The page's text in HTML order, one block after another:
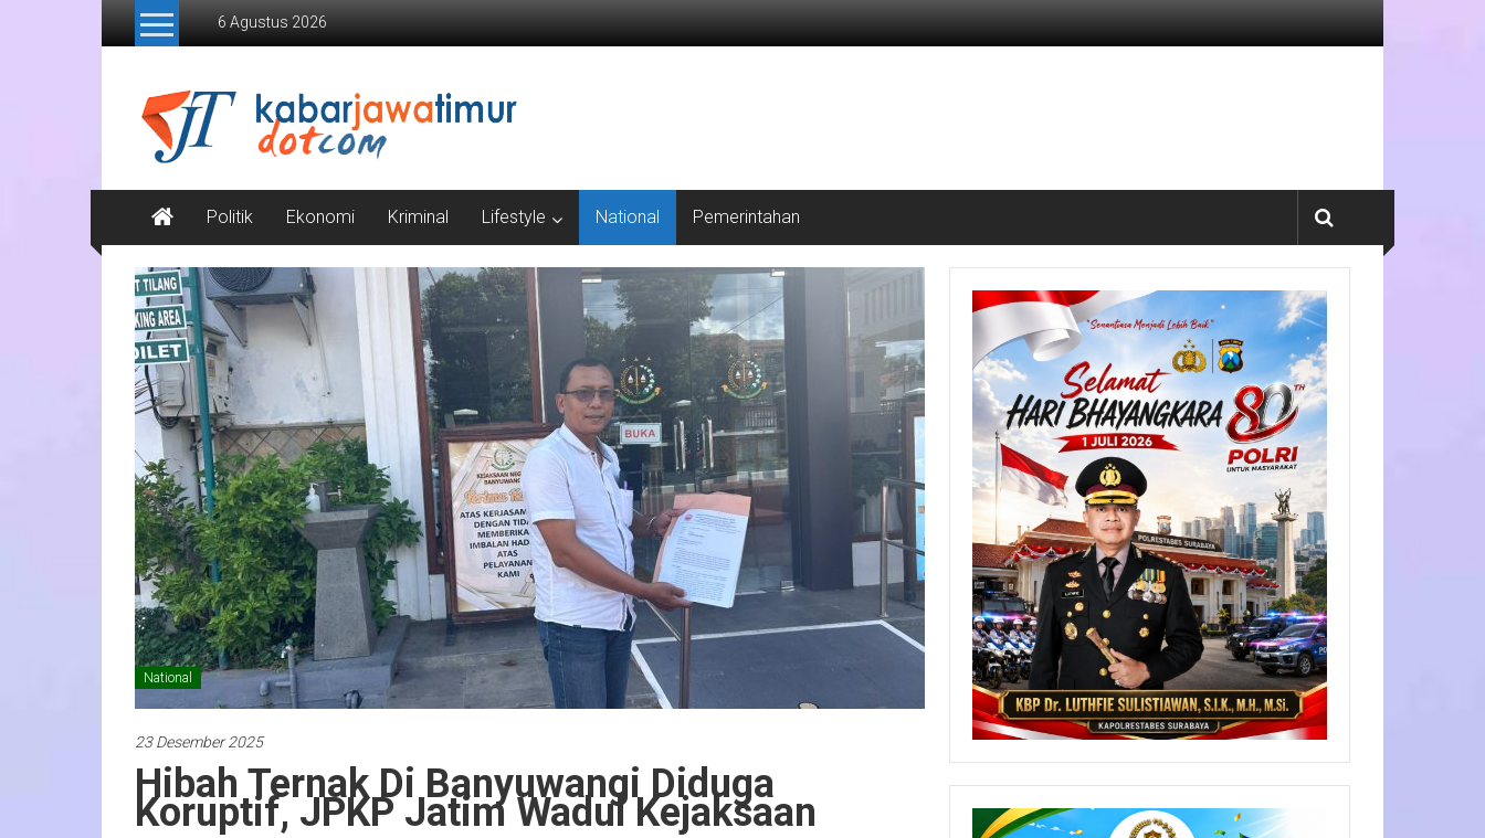
Lompat
6 Agustus 2026
Kabar
Jawa
Timur
Media
Online
Jawa
Timur
Politik Ekonomi Kriminal Lifestyle National Pemerintahan
National
23 Desember 2025
Hibah Ternak Di Banyuwangi Diduga
Koruptif, JPKP Jatim Wadul Kejaksaan